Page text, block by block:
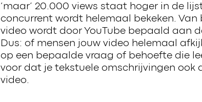
‘maar’ 20.000 views staat hoger in de
concurrent wordt helemaal bekeken.
video wordt door YouTube bepaald aan
Dus: of mensen jouw video helemaal
op een bepaalde vraag of behoefte die
voor dat je tekstuele omschrijvingen ook
video.